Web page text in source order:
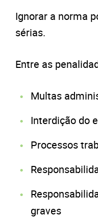
Ignorar a norma
sérias.
Entre as
Multas
Interdição do
Processos
graves